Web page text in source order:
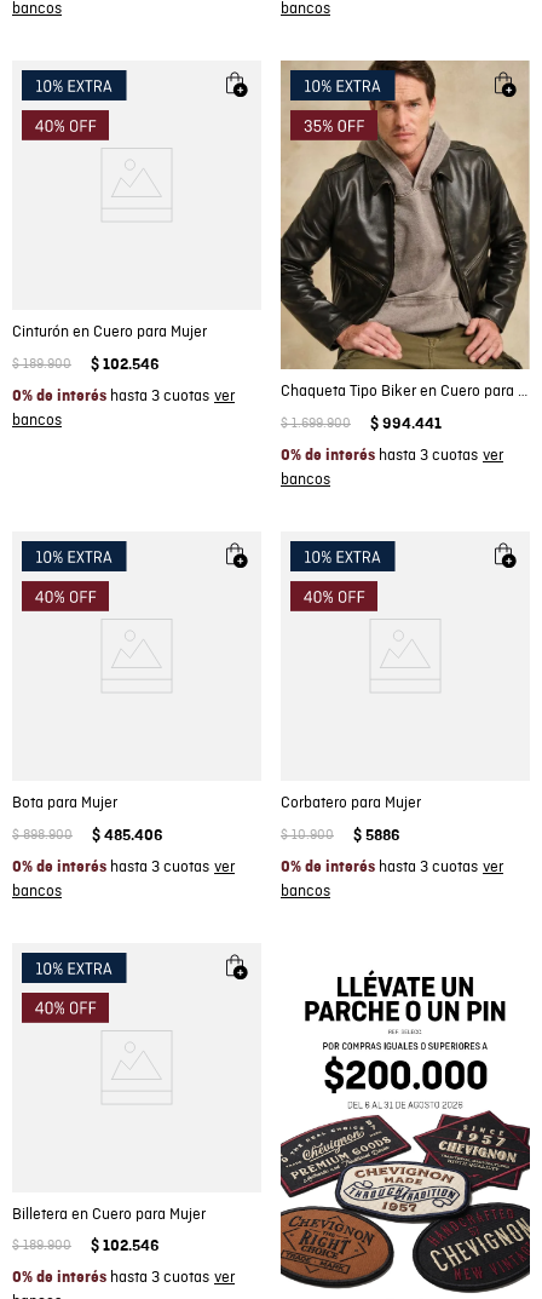
Cinturón en Cuero para Mujer
$ 189.900 $ 102.546
0% de interés hasta 3 cuotas Chaqueta Tipo Biker en Cuero para Hombre
$ 1.699.900 $ 994.441
0% de interés hasta 3 cuotas
Bota para Mujer
$ 898.900 $ 485.406
0% de interés hasta 3 cuotas
Corbatero para Mujer
$ 10.900 $ 5886
0% de interés hasta 3 cuotas
Billetera en Cuero para Mujer
$ 189.900 $ 102.546
0% de interés hasta 3 cuotas